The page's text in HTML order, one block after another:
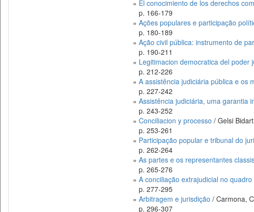
» El conocimiento de los derechos
p. 166-179
» Ações populares e participação
p. 180-189
» Ação civil pública: instrumento de
p. 190-211
» Legitimacion democratica del poder
p. 212-226
» A assistência judiciária pública e os
p. 227-242
» Assistência judiciária, uma garantia
p. 243-252
» Conciliacion y processo / Gelsi
p. 253-261
» Participação popular e tribunal do
p. 262-264
» As partes e os representantes
p. 265-276
» A conciliação extrajudicial no
p. 277-295
» Arbitragem e jurisdição / Carmona,
p. 296-307